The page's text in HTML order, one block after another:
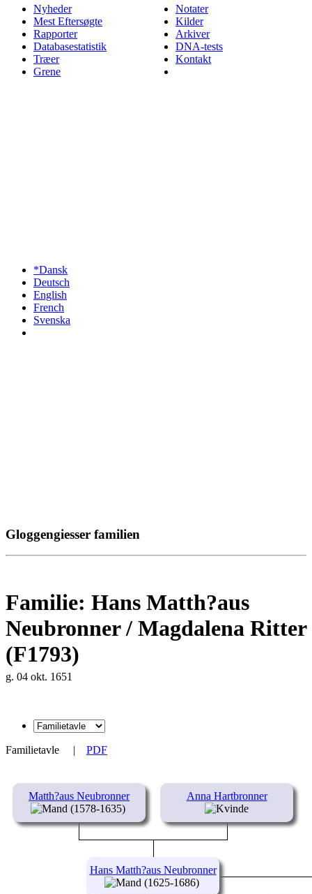
Nyheder
Mest Eftersøgte
Rapporter
Databasestatistik
Træer
Grene
Notater
Kilder
Arkiver
DNA-tests
Kontakt
*Dansk
Deutsch
English
French
Svenska
Gloggengiesser familien
Familie: Hans Matth?aus
Neubronner / Magdalena Ritter
(F1793)
g. 04 okt. 1651
Familietavle | PDF
Matth?aus Neubronner
(1578-1635)
Anna Hartbronner
Hans Matth?aus Neubronner
(1625-1686)